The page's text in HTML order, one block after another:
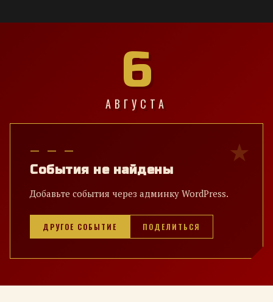
6
АВГУСТА
— — —
События не найдены
Добавьте события через админку WordPress.
ДРУГОЕ СОБЫТИЕ ПОДЕЛИТЬСЯ